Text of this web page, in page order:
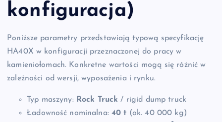
konfiguracja)
Poniższe parametry przedstawiają typową specyfikację
HA40X w konfiguracji przeznaczonej do pracy w
kamieniołomach. Konkretne wartości mogą się różnić w
zależności od wersji, wyposażenia i rynku.
Typ maszyny: Rock Truck / rigid dump truck
Ładowność nominalna:40 t (ok. 40 000 kg)